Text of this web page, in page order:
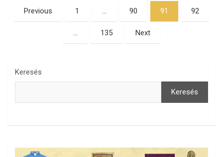
Bejegyzések
lapozása
Previous 1 90 91 92
135 Next
Keresés
Keresés